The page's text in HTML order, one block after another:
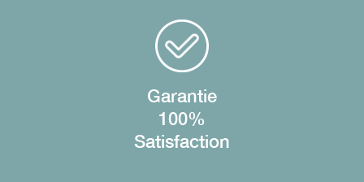
Garantie
100%
Satisfaction